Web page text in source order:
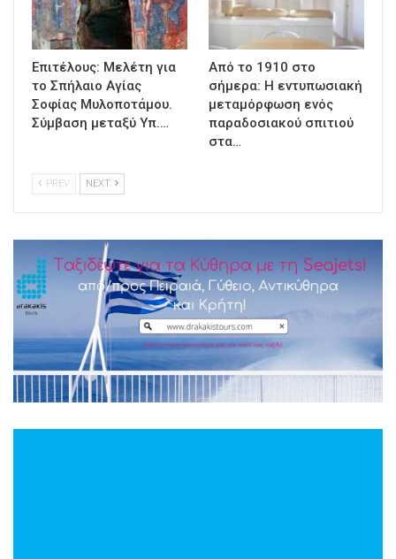
Επιτέλους: Μελέτη για
το Σπήλαιο Αγίας
Σοφίας Μυλοποτάμου.
Σύμβαση μεταξύ Υπ.…
Από το 1910 στο
σήμερα: Η εντυπωσιακή
μεταμόρφωση ενός
παραδοσιακού σπιτιού
στα…
PREV NEXT